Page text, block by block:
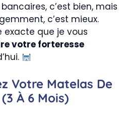
c’est bien, mais
c’est mieux.
exacte que je vous
votre forteresse
Votre Matelas De
À 6 Mois)